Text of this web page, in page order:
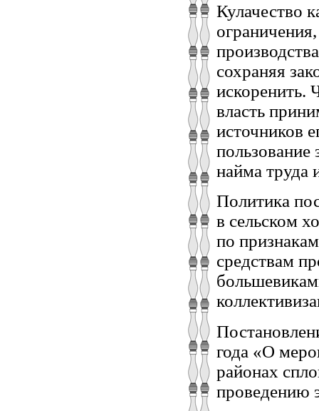
Кулачество
сохраняя
искоренить.
власть
источников
пользование
найма труда
Политика
в сельском
по
средствам
года «О
районах
проведению